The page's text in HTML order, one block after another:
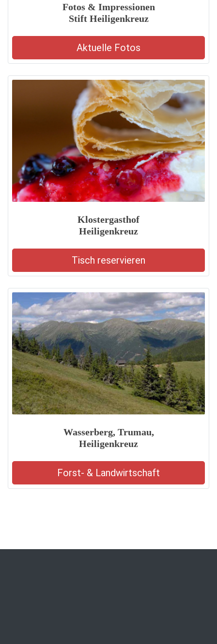
Fotos & Impressionen
Stift Heiligenkreuz
Aktuelle Fotos
Klostergasthof
Heiligenkreuz
Tisch reservieren
Wasserberg, Trumau,
Heiligenkreuz
Forst- & Landwirtschaft